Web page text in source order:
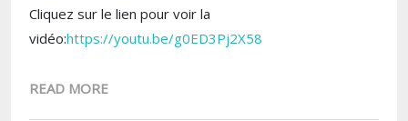
Cliquez sur le lien pour voir la
vidéo:https://youtu.be/g0ED3Pj2X58
READ MORE